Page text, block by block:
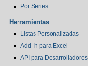
Por Series
Herramientas
Listas Personalizadas
Add-In para Excel
API para Desarrolladores